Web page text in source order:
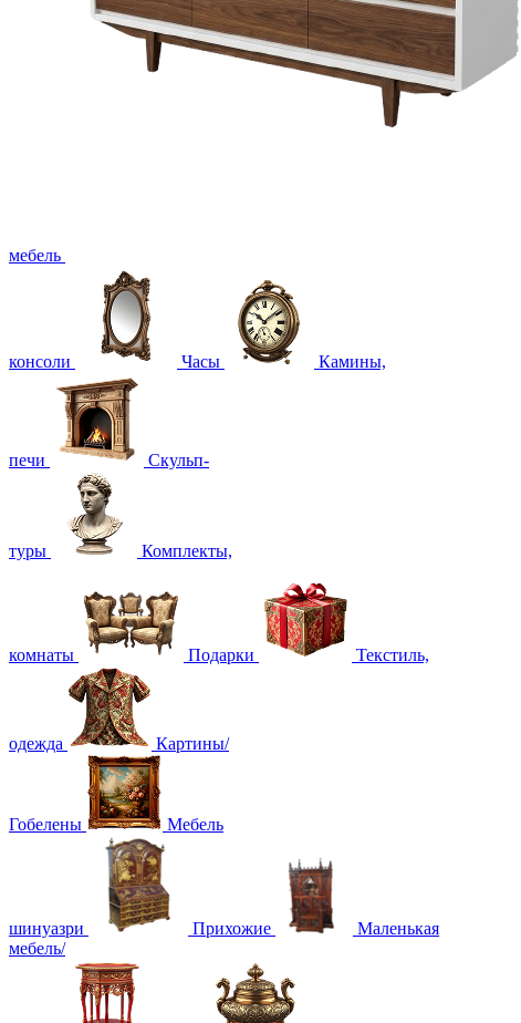
мебель
консоли Часы Камины,
печи Скульп-
туры Комплекты,
комнаты Подарки Текстиль,
одежда Картины/
Гобелены Мебель
шинуазри Прихожие
Маленькая
мебель/